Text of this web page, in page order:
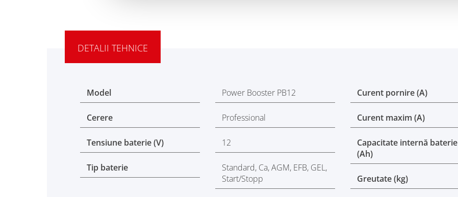
DETALII TEHNICE
Model Power Booster PB12
Cerere Professional
Tensiune baterie (V) 12
Tip baterie
Standard, Ca, AGM, EFB, GEL,
Start/Stopp
Curent pornire (A)
Curent maxim (A)
Capacitate internă baterie
(Ah)
Greutate (kg)